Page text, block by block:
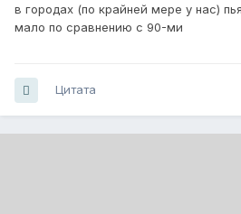
в городах (по крайней мере у нас)
мало по сравнению с 90-ми
Цитата